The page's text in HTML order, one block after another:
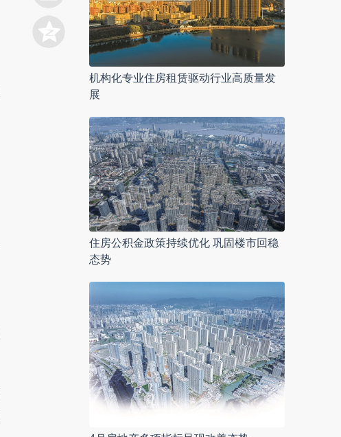
机构化专业住房租赁驱动行业高质量发
展
住房公积金政策持续优化 巩固楼市回稳
态势